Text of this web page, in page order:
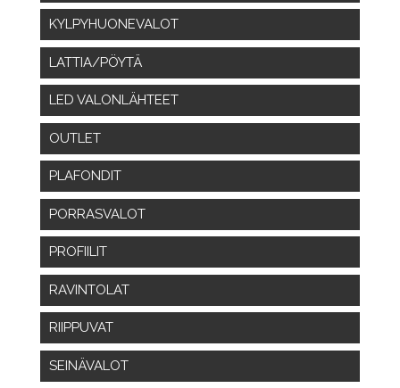
KYLPYHUONEVALOT
LATTIA/PÖYTÄ
LED VALONLÄHTEET
OUTLET
PLAFONDIT
PORRASVALOT
PROFIILIT
RAVINTOLAT
RIIPPUVAT
SEINÄVALOT